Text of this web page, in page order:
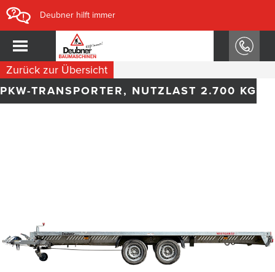
Deubner hilft immer
Zurück zur Übersicht
PKW-TRANSPORTER, NUTZLAST 2.700 KG